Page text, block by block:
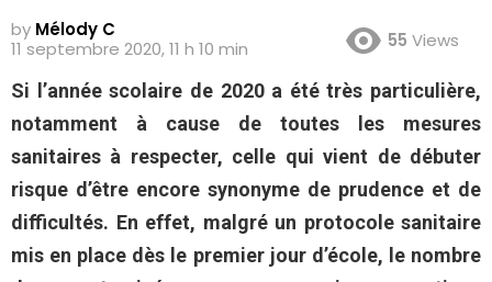
by Mélody C
11 septembre 2020, 11 h 10 min
55 Views
Si l’année scolaire de 2020 a été très particulière,
notamment à cause de toutes les mesures
sanitaires à respecter, celle qui vient de débuter
risque d’être encore synonyme de prudence et de
difficultés. En effet, malgré un protocole sanitaire
mis en place dès le premier jour d’école, le nombre